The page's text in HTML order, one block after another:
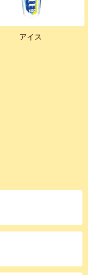
アイス